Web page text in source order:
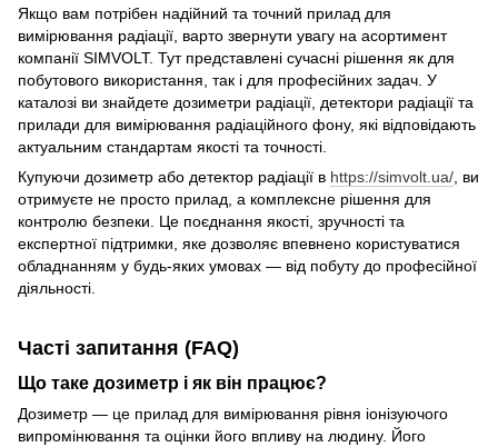
Якщо вам потрібен надійний та точний прилад для
вимірювання радіації, варто звернути увагу на асортимент
компанії SIMVOLT. Тут представлені сучасні рішення як для
побутового використання, так і для професійних задач. У
каталозі ви знайдете дозиметри радіації, детектори радіації та
прилади для вимірювання радіаційного фону, які відповідають
актуальним стандартам якості та точності.
Купуючи дозиметр або детектор радіації в https://simvolt.ua/, ви
отримуєте не просто прилад, а комплексне рішення для
контролю безпеки. Це поєднання якості, зручності та
експертної підтримки, яке дозволяє впевнено користуватися
обладнанням у будь-яких умовах — від побуту до професійної
діяльності.
Часті запитання (FAQ)
Що таке дозиметр і як він працює?
Дозиметр — це прилад для вимірювання рівня іонізуючого
випромінювання та оцінки його впливу на людину. Його